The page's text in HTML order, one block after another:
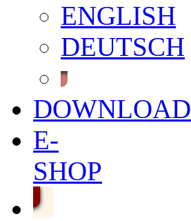
ENGLISH
DEUTSCH
DOWNLOAD
E-
SHOP